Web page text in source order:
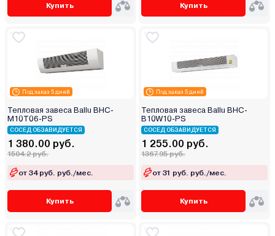
Купить Купить
Под заказ 5 дней
Тепловая завеса Ballu ВНС-
M10T06-PS
СОСЕД ОБЗАВИДУЕТСЯ
1 380.00 руб.
1504.2 руб.
от 34 руб. руб./мес.
Купить
Под заказ 5 дней
Тепловая завеса Ballu BHC-
B10W10-PS
СОСЕД ОБЗАВИДУЕТСЯ
1 255.00 руб.
1367.95 руб.
от 31 руб. руб./мес.
Купить